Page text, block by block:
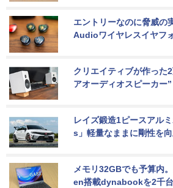
エントリーなのに脅威
Audioワイヤレスイヤフ
クリエイティブが作った
アオーディオスピーカー”
レイズ鍛造1ピースアル
s」軽量なままに剛性を
メモリ32GBでも予算内
en搭載dynabookを2千